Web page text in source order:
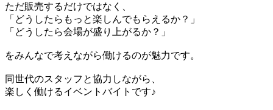
ただ販売するだけではなく、
「どうしたらもっと楽しんでもらえるか？」
「どうしたら会場が盛り上がるか？」
をみんなで考えながら働けるのが魅力です。
同世代のスタッフと協力しながら、
楽しく働けるイベントバイトです♪